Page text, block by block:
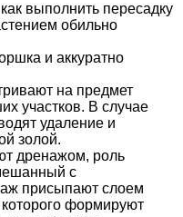
выполнить пересадку
обильно
и аккуратно
на предмет
участков. В случае
удаление и
золой.
дренажом, роль
с
присыпают слоем
формируют